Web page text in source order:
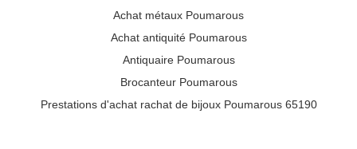
Achat métaux Poumarous
Achat antiquité Poumarous
Antiquaire Poumarous
Brocanteur Poumarous
Prestations d'achat rachat de bijoux Poumarous 65190